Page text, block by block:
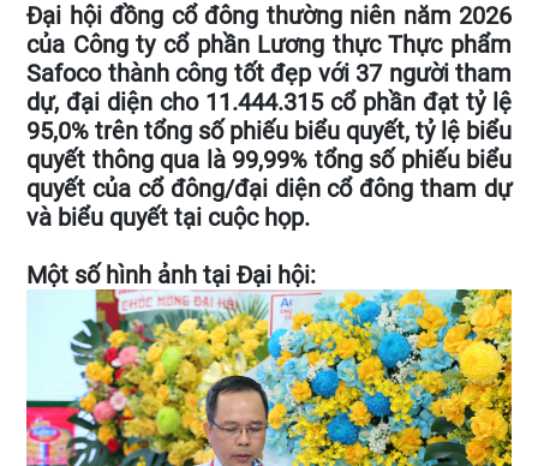
Đại hội đồng cổ đông thường niên năm 2026
của Công ty cổ phần Lương thực Thực phẩm
Safoco thành công tốt đẹp với 37 người tham
dự, đại diện cho 11.444.315 cổ phần đạt tỷ lệ
95,0% trên tổng số phiếu biểu quyết, tỷ lệ biểu
quyết thông qua là 99,99% tổng số phiếu biểu
quyết của cổ đông/đại diện cổ đông tham dự
và biểu quyết tại cuộc họp.
Một số hình ảnh tại Đại hội: